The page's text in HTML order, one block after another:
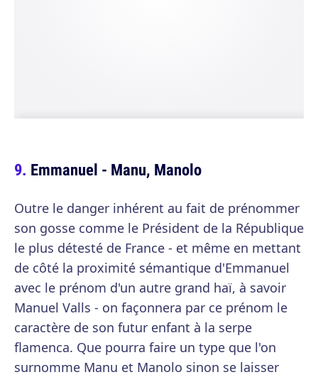
Emmanuel - Manu, Manolo
Outre le danger inhérent au fait de prénommer
son gosse comme le Président de la République
le plus détesté de France - et même en mettant
de côté la proximité sémantique d'Emmanuel
avec le prénom d'un autre grand haï, à savoir
Manuel Valls - on façonnera par ce prénom le
caractère de son futur enfant à la serpe
flamenca. Que pourra faire un type que l'on
surnomme Manu et Manolo sinon se laisser